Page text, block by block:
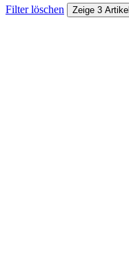
Filter löschen Zeige 3 Artikel